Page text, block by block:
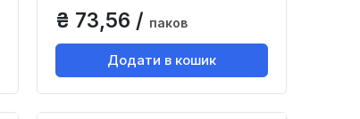
₴ 73,56 / паков
Додати в кошик